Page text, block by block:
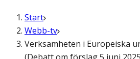
Start
Webb-tv
Verksamheten i Europeiska